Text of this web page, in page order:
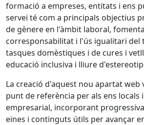
formació a empreses, entitats i ens
servei té com a principals objectius
de gènere en l'àmbit laboral,
corresponsabilitat i l'ús igualitari del
tasques domèstiques i de cures i
educació inclusiva i lliure
La creació d'aquest nou apartat web
punt de referència per als ens locals
empresarial, incorporant
eines i continguts útils per avançar